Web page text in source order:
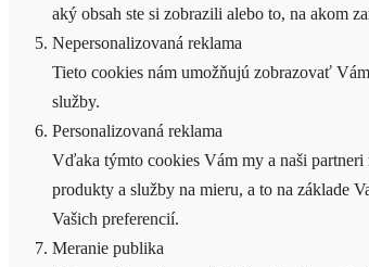
aký obsah ste si zobrazili alebo to, na akom
Nepersonalizovaná reklama
Tieto cookies nám umožňujú zobrazovať
služby.
Personalizovaná reklama
Vďaka týmto cookies Vám my a naši
produkty a služby na mieru, a to na základe
Vašich preferencií.
Meranie publika